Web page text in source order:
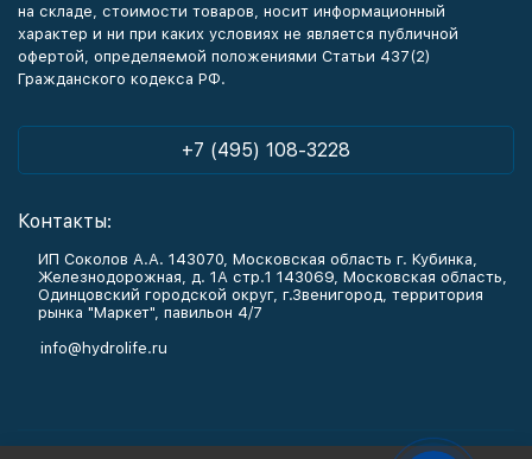
на складе, стоимости товаров, носит информационный
характер и ни при каких условиях не является публичной
офертой, определяемой положениями Статьи 437(2)
Гражданского кодекса РФ.
+7 (495) 108-3228
Контакты:
ИП Соколов А.А. 143070, Московская область г. Кубинка,
Железнодорожная, д. 1А стр.1 143069, Московская область,
Одинцовский городской округ, г.Звенигород, территория
рынка "Маркет", павильон 4/7
info@hydrolife.ru